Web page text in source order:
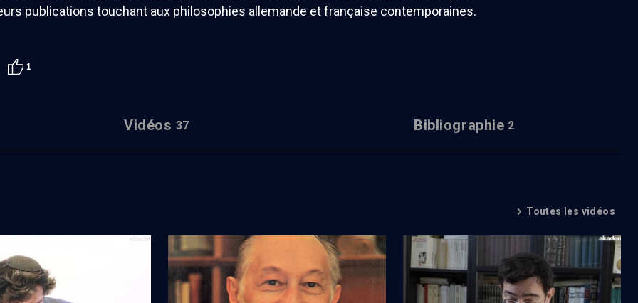
publications touchant aux philosophies allemande et française contemporaines.
1
Vidéos 37 Bibliographie 2
Toutes les vidéos
sociale'' - Cours
Colloque André Neher : le dur bonheur
d'être juif
L'idolâtrie dans le texte de la Torah